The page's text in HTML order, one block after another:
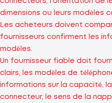
dimensions ou leurs modèles
Les acheteurs doivent
fournisseurs confirment les
modèles.
Un fournisseur fiable doit
clairs, les modèles de
informations sur la capacité,
connecteur, le sens de la